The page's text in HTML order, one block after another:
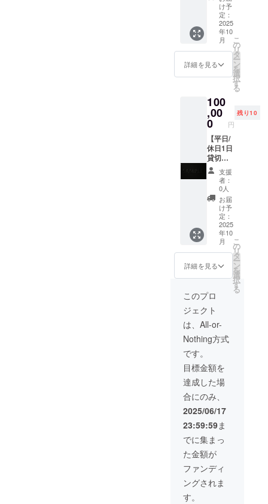
などの
画像の
受け渡
しにつ
いて
ロジェ
クト終
する
メール
をご確
認くだ
さい。
金や金
券とし
ての利
用はで
きませ
ん。ま
た、譲
ん。ご
指定い
ただい
た時間
(最大12
時間)ま
で貸切
でご利
用いた
だけま
す。 誕
生日や
記念
日、静
かな語
らい
に。 お
礼の
をお送
ていた
だきま
す。 支
援者名
させて
いただ
きま
す。 店
舗の確
定時
年8月中
旬に確
保予定
・掲載
期間：
事業が
存続す
地でお
名前を
確認さ
せてい
ただき
ます。
有効期
～2026
年6月30
日（6ヶ
月間）
注意事
項：当
リター
ンは体
験サー
ビスに
限定さ
れるも
のであ
り、現
金や金
券とし
ての利
用はで
た、譲
渡・転
売はで
きませ
ん。ご
指定い
(最大12
時間)ま
で貸切
でご利
用いた
だけま
す。 ご
指定い
ただい
た時間
(最大12
時間)ま
で貸切
利用方
法：事
前に下
記メー
ルアド
レスよ
り日時
をご予
約くだ
selectb
oxtest0
001@g
mail.co
m 予約
完了
後、現
地でお
名前を
確認さ
せてい
ただき
ます。
有効期
限：
2026年
1月1日
～2026
年6月30
日（6ヶ
月間）
注意事
項：当
リター
ンは体
験サー
れるも
のであ
り、現
金や金
券とし
ての利
用はで
きませ
ん。ま
た、譲
渡・転
売はで
きませ
け予
定：
2025
年10
月
詳細を見る
こ
の
リ
タ
ー
ン
を
選
択
す
る
100
,00
0 円
残り10
【平日/
休日1日
貸切予
約権】
×5枚 +
【プレ
オープ
ン先行
入場】+
【年間
会員
権】 ご
利用方
法：事
前に下
記メー
ルアド
レスよ
り日時
をご予
約くだ
さい。
001@g
mail.co
m 予約
完了
後、現
地でお
名前を
確認さ
せてい
ただき
ます。
有効期
限：
支援
者：
0人
お届
け予
定：
2025
年10
月
詳細を見る
こ
の
リ
タ
ー
ン
を
選
択
す
る
このプロ
ジェクト
は、All-or-
Nothing方式
です。
目標金額を
達成した場
合にのみ、
2025/06/17
23:59:59ま
でに集まっ
た金額が
ファンディ
ングされま
す。